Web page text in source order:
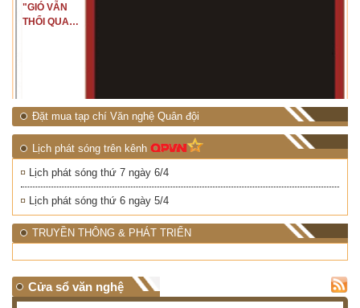
"GIÓ VẪN
THỔI QUA
Đặt mua tạp chí Văn nghệ Quân đội
Lịch phát sóng trên kênh
Lịch phát sóng thứ 7 ngày 6/4
Lịch phát sóng thứ 6 ngày 5/4
TRUYỀN THÔNG & PHÁT TRIỂN
Cửa sổ văn nghệ